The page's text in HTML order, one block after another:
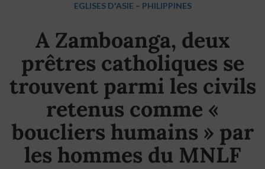
EGLISES D'ASIE – PHILIPPINES
A Zamboanga, deux
prêtres catholiques se
trouvent parmi les civils
retenus comme «
boucliers humains » par
les hommes du MNLF